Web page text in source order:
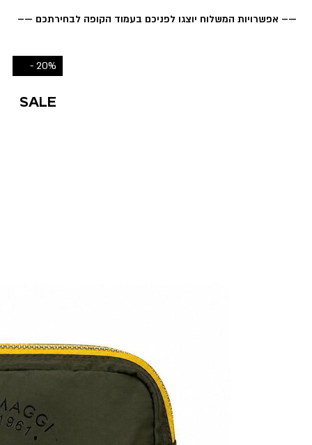
—– אפשרויות המשלוח יוצגו לפניכם בעמוד הקופה לבחירתכם —–
20% -
SALE